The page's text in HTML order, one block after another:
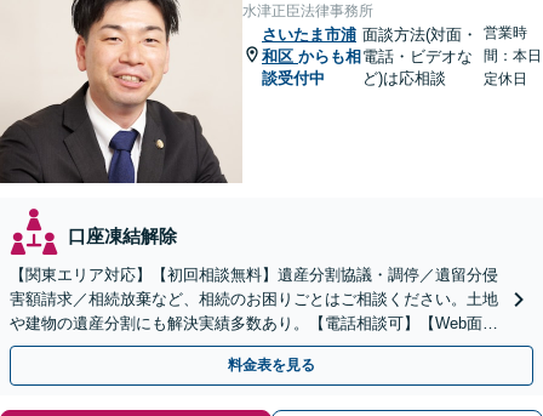
水津正臣法律事務所
さいたま市浦
和区 からも相
談受付中
面談方法(対面・
電話・ビデオな
ど)は応相談
営業時
間：本日
定休日
口座凍結解除
【関東エリア対応】【初回相談無料】遺産分割協議・調停／遺留分侵
害額請求／相続放棄など、相続のお困りごとはご相談ください。土地
や建物の遺産分割にも解決実績多数あり。【電話相談可】【Web面談
可】遺言書作成や財産の整理など生前対策もサポート
料金表を見る